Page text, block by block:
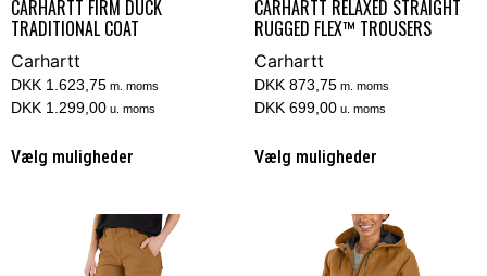
CARHARTT FIRM DUCK
TRADITIONAL COAT
Carhartt
DKK 1.623,75 m. moms
DKK 1.299,00 u. moms
Vælg muligheder
CARHARTT RELAXED STRAIGHT
RUGGED FLEX™ TROUSERS
Carhartt
DKK 873,75 m. moms
DKK 699,00 u. moms
Vælg muligheder